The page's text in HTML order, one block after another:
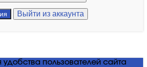
Выйти из аккаунта
пользователей сайта